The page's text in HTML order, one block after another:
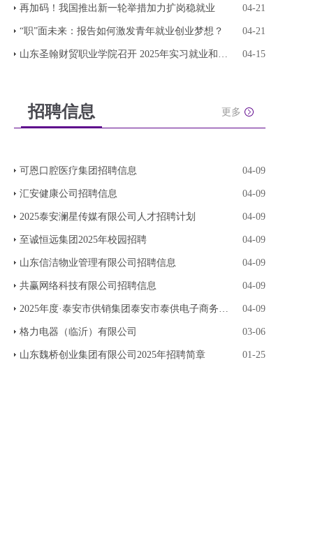
再加码！我国推出新一轮举措加力扩岗稳就业 04-21
“职”面未来：报告如何激发青年就业创业梦想？ 04-21
山东圣翰财贸职业学院召开 2025年实习就业和创新 04-15
招聘信息 更多
可恩口腔医疗集团招聘信息 04-09
汇安健康公司招聘信息 04-09
2025泰安澜星传媒有限公司人才招聘计划 04-09
至诚恒远集团2025年校园招聘 04-09
山东信洁物业管理有限公司招聘信息 04-09
共赢网络科技有限公司招聘信息 04-09
2025年度·泰安市供销集团泰安市泰供电子商务有限 04-09
格力电器（临沂）有限公司 03-06
山东魏桥创业集团有限公司2025年招聘简章 01-25